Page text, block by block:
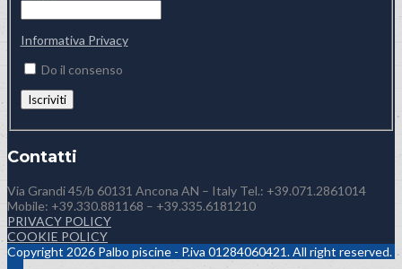
Informativa Privacy
Do il consenso
Contatti
Via Grandi 45/b 60131 Ancona AN – Italy Tel.: +39.071.2861014
Mobile: +39.330.881168 – +39.335.6181210
PRIVACY POLICY
COOKIE POLICY
Copyright 2026 Palbo piscine - P.iva 01284060421. All right reserved.